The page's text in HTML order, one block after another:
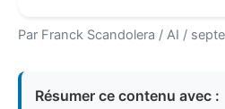
Par Franck Scandolera / AI /
Résumer ce contenu avec :